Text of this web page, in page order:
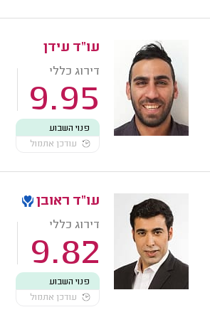
עו"ד עידן
דירוג כללי
9.95
פנוי השבוע
עודכן אתמול
עו"ד ראובן
דירוג כללי
9.82
פנוי השבוע
עודכן אתמול